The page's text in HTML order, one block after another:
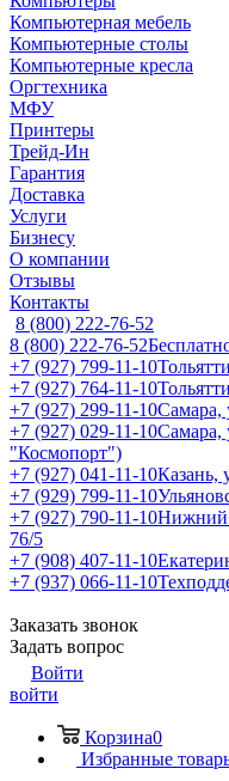
Компьютерная мебель
Компьютерные столы
Компьютерные кресла
Оргтехника
МФУ
Принтеры
Трейд-Ин
Гарантия
Доставка
Услуги
Бизнесу
О компании
Отзывы
Контакты
8 (800) 222-76-52
8 (800) 222-76-52
+7 (927) 799-11-10
+7 (927) 764-11-10
+7 (927) 299-11-10Самара,
+7 (927) 029-11-10Самара,
"Космопорт")
+7 (927) 041-11-10Казань,
+7 (929) 799-11-10
+7 (927) 790-11-10Нижний
76/5
+7 (908) 407-11-10
+7 (937) 066-11-10
Заказать звонок
Задать вопрос
Войти
войти
Корзина0
Избранные